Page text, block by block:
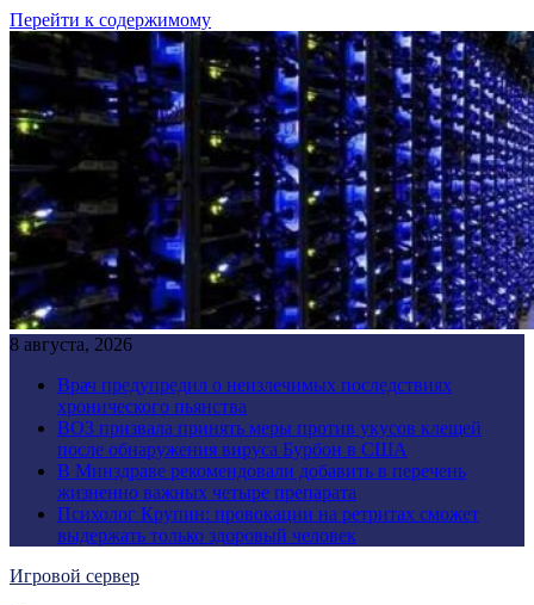
Перейти к содержимому
8 августа, 2026
Врач предупредил о неизлечимых последствиях
хронического пьянства
ВОЗ призвала принять меры против укусов клещей
после обнаружения вируса Бурбон в США
В Минздраве рекомендовали добавить в перечень
жизненно важных четыре препарата
Психолог Крупин: провокации на ретритах сможет
выдержать только здоровый человек
Игровой сервер